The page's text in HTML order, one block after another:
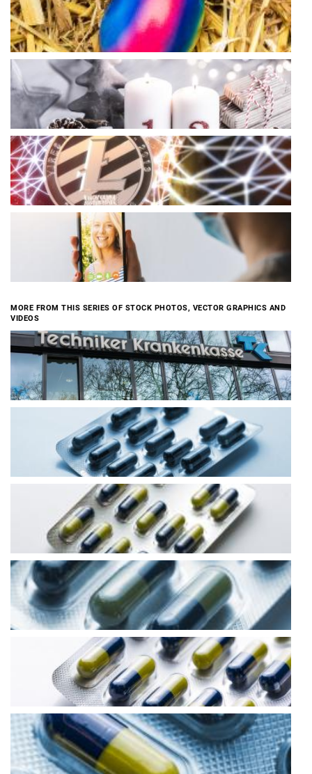
MORE FROM THIS SERIES OF STOCK PHOTOS, VECTOR GRAPHICS AND
VIDEOS